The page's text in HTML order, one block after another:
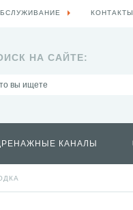
НА САЙТЕ:
КАНАЛЫ
КОНТАКТЫ